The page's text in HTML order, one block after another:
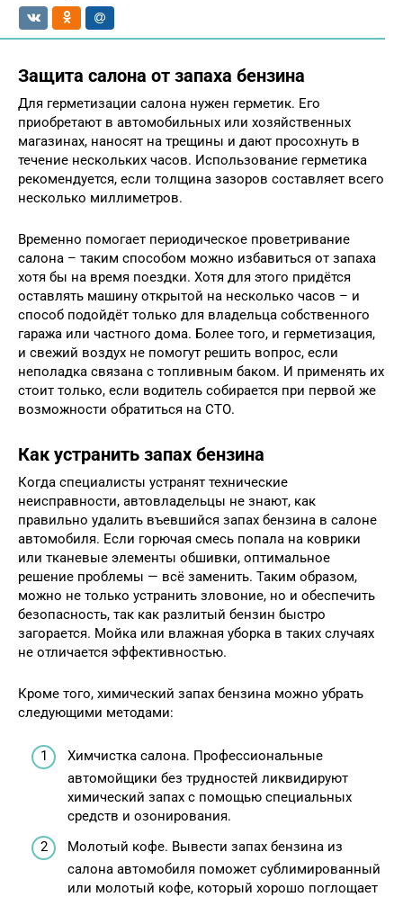
Защита салона от запаха бензина
Для герметизации салона нужен герметик. Его
приобретают в автомобильных или хозяйственных
магазинах, наносят на трещины и дают просохнуть в
течение нескольких часов. Использование герметика
рекомендуется, если толщина зазоров составляет всего
несколько миллиметров.
Временно помогает периодическое проветривание
салона – таким способом можно избавиться от запаха
хотя бы на время поездки. Хотя для этого придётся
оставлять машину открытой на несколько часов – и
способ подойдёт только для владельца собственного
гаража или частного дома. Более того, и герметизация,
и свежий воздух не помогут решить вопрос, если
неполадка связана с топливным баком. И применять их
стоит только, если водитель собирается при первой же
возможности обратиться на СТО.
Как устранить запах бензина
Когда специалисты устранят технические
неисправности, автовладельцы не знают, как
правильно удалить въевшийся запах бензина в салоне
автомобиля. Если горючая смесь попала на коврики
или тканевые элементы обшивки, оптимальное
решение проблемы — всё заменить. Таким образом,
можно не только устранить зловоние, но и обеспечить
безопасность, так как разлитый бензин быстро
загорается. Мойка или влажная уборка в таких случаях
не отличается эффективностью.
Кроме того, химический запах бензина можно убрать
следующими методами:
Химчистка салона. Профессиональные
автомойщики без трудностей ликвидируют
химический запах с помощью специальных
средств и озонирования.
Молотый кофе. Вывести запах бензина из
салона автомобиля поможет сублимированный
или молотый кофе, который хорошо поглощает